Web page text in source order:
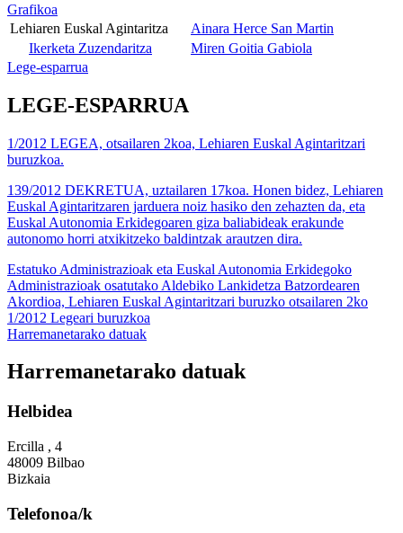
Grafikoa
Lehiaren Euskal Agintaritza
Ainara Herce San Martin
Ikerketa Zuzendaritza
Miren Goitia Gabiola
Lege-esparrua
LEGE-ESPARRUA
1/2012 LEGEA, otsailaren 2koa, Lehiaren Euskal Agintaritzari
buruzkoa.
139/2012 DEKRETUA, uztailaren 17koa. Honen bidez, Lehiaren
Euskal Agintaritzaren jarduera noiz hasiko den zehazten da, eta
Euskal Autonomia Erkidegoaren giza baliabideak erakunde
autonomo horri atxikitzeko baldintzak arautzen dira.
Estatuko Administrazioak eta Euskal Autonomia Erkidegoko
Administrazioak osatutako Aldebiko Lankidetza Batzordearen
Akordioa, Lehiaren Euskal Agintaritzari buruzko otsailaren 2ko
1/2012 Legeari buruzkoa
Harremanetarako datuak
Harremanetarako datuak
Helbidea
Ercilla , 4
48009 Bilbao
Bizkaia
Telefonoa/k